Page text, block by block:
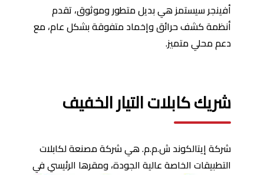
أفينجر سيستمز هي بديل متطور وموثوق، تقدم
أنظمة كشف حرائق وإخماد متفوقة بشكل عام، مع
دعم محلي متميز.
شريك كابلات التيار الخفيف
شركة إيتالكوند ش.م.م. هي شركة مصنعة لكابلات
التطبيقات الخاصة عالية الجودة، ومقرها الرئيسي في